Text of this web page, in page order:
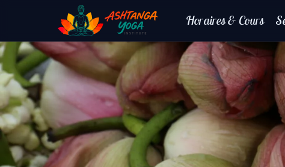
Horaires & Cours